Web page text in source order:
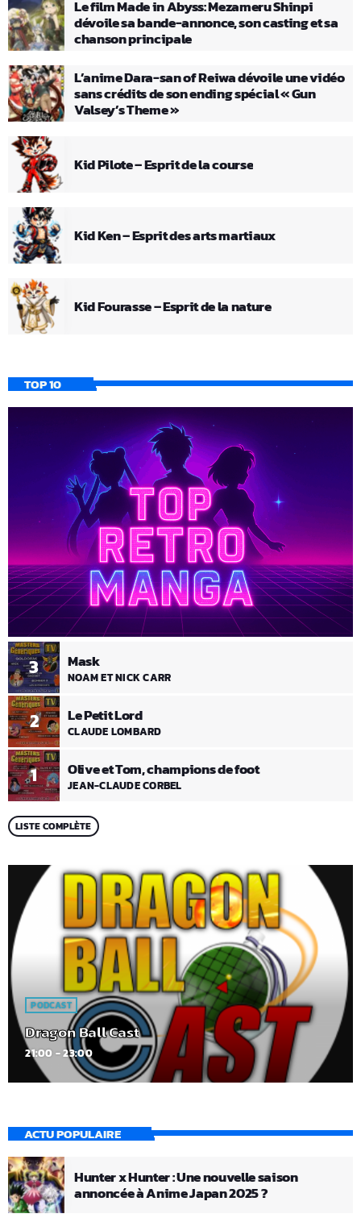
Le film Made in Abyss: Mezameru Shinpi
dévoile sa bande-annonce, son casting et sa
chanson principale
L’anime Dara-san of Reiwa dévoile une vidéo
sans crédits de son ending spécial « Gun
Valsey’s Theme »
Kid Pilote – Esprit de la course
Kid Ken – Esprit des arts martiaux
Kid Fourasse – Esprit de la nature
TOP 10
1 Olive et Tom, champions de foot
JEAN-CLAUDE CORBEL
2 Le Petit Lord
CLAUDE LOMBARD
3 Mask
NOAM ET NICK CARR
LISTE COMPLÈTE
PODCAST
Dragon Ball Cast
21:00 - 23:00
ACTU POPULAIRE
Hunter x Hunter : Une nouvelle saison
annoncée à Anime Japan 2025 ?